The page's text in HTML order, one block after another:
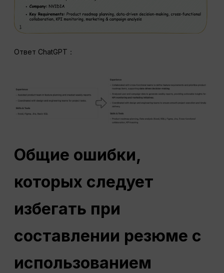
Ответ ChatGPT：
Общие ошибки,
которых следует
избегать при
составлении резюме с
использованием